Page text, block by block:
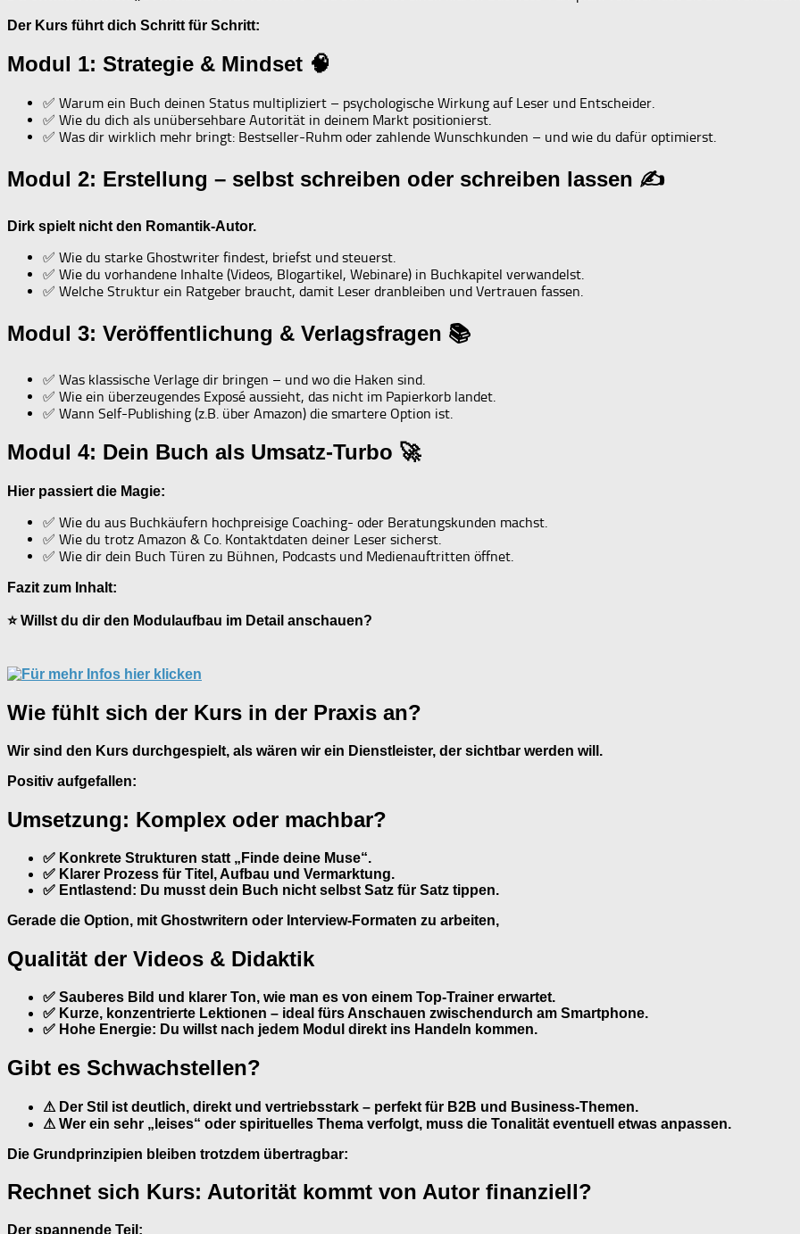
Der Kurs führt dich Schritt für Schritt:
Modul 1: Strategie & Mindset 🧠
✅ Warum ein Buch deinen Status multipliziert – psychologische Wirkung auf Leser und Entscheider.
✅ Wie du dich als unübersehbare Autorität in deinem Markt positionierst.
✅ Was dir wirklich mehr bringt: Bestseller-Ruhm oder zahlende Wunschkunden – und wie du dafür optimierst.
Modul 2: Erstellung – selbst schreiben oder schreiben lassen ✍️
Dirk spielt nicht den Romantik-Autor.
✅ Wie du starke Ghostwriter findest, briefst und steuerst.
✅ Wie du vorhandene Inhalte (Videos, Blogartikel, Webinare) in Buchkapitel verwandelst.
✅ Welche Struktur ein Ratgeber braucht, damit Leser dranbleiben und Vertrauen fassen.
Modul 3: Veröffentlichung & Verlagsfragen 📚
✅ Was klassische Verlage dir bringen – und wo die Haken sind.
✅ Wie ein überzeugendes Exposé aussieht, das nicht im Papierkorb landet.
✅ Wann Self-Publishing (z.B. über Amazon) die smartere Option ist.
Modul 4: Dein Buch als Umsatz-Turbo 🚀
Hier passiert die Magie:
✅ Wie du aus Buchkäufern hochpreisige Coaching- oder Beratungskunden machst.
✅ Wie du trotz Amazon & Co. Kontaktdaten deiner Leser sicherst.
✅ Wie dir dein Buch Türen zu Bühnen, Podcasts und Medienauftritten öffnet.
Fazit zum Inhalt:
⭐ Willst du dir den Modulaufbau im Detail anschauen?
Wie fühlt sich der Kurs in der Praxis an?
Wir sind den Kurs durchgespielt, als wären wir ein Dienstleister, der sichtbar werden will.
Positiv aufgefallen:
Umsetzung: Komplex oder machbar?
✅ Konkrete Strukturen statt „Finde deine Muse“.
✅ Klarer Prozess für Titel, Aufbau und Vermarktung.
✅ Entlastend: Du musst dein Buch nicht selbst Satz für Satz tippen.
Gerade die Option, mit Ghostwritern oder Interview-Formaten zu arbeiten,
Qualität der Videos & Didaktik
✅ Sauberes Bild und klarer Ton, wie man es von einem Top-Trainer erwartet.
✅ Kurze, konzentrierte Lektionen – ideal fürs Anschauen zwischendurch am Smartphone.
✅ Hohe Energie: Du willst nach jedem Modul direkt ins Handeln kommen.
Gibt es Schwachstellen?
⚠ Der Stil ist deutlich, direkt und vertriebsstark – perfekt für B2B und Business-Themen.
⚠ Wer ein sehr „leises“ oder spirituelles Thema verfolgt, muss die Tonalität eventuell etwas anpassen.
Die Grundprinzipien bleiben trotzdem übertragbar:
Rechnet sich Kurs: Autorität kommt von Autor finanziell?
Der spannende Teil: